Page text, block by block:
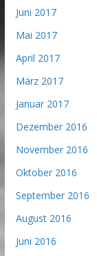
Juni 2017
Mai 2017
April 2017
März 2017
Januar 2017
Dezember 2016
November 2016
Oktober 2016
September 2016
August 2016
Juni 2016